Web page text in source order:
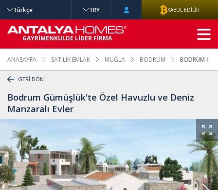
ANASAYFA SATILIK EMLAK MUĞLA BODRUM BODRUM
GERİ DÖN
Bodrum Gümüşlük'te Özel Havuzlu ve Deniz
Manzaralı Evler
Türkçe TRY KABUL EDİLİR
GAYRİMENKULDE LİDER FİRMA
GELİŞMİŞ
ARAMA